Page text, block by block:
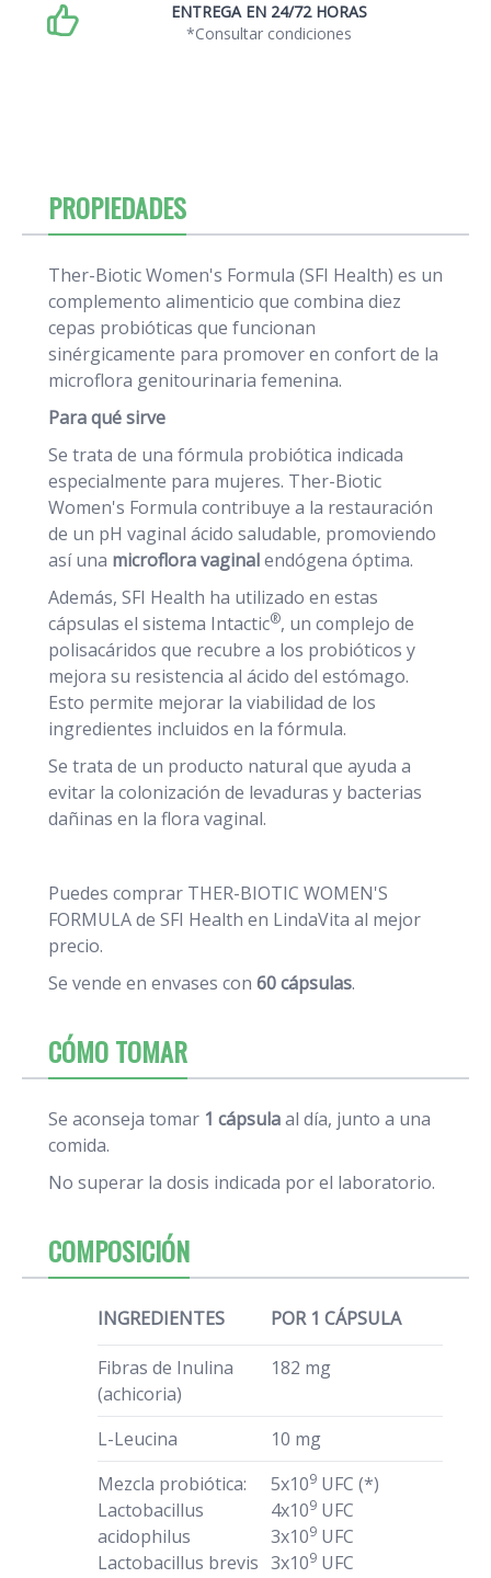
ENTREGA EN 24/72 HORAS
*Consultar condiciones
PROPIEDADES
Ther-Biotic Women's Formula (SFI Health) es un
complemento alimenticio que combina diez
cepas probióticas que funcionan
sinérgicamente para promover en confort de la
microflora genitourinaria femenina.
Para qué sirve
Se trata de una fórmula probiótica indicada
especialmente para mujeres. Ther-Biotic
Women's Formula contribuye a la restauración
de un pH vaginal ácido saludable, promoviendo
así una microflora vaginalendógena óptima.
Además, SFI Health ha utilizado en estas
cápsulas el sistema Intactic®, un complejo de
polisacáridos que recubre a los probióticos y
mejora su resistencia al ácido del estómago.
Esto permite mejorar la viabilidad de los
ingredientes incluidos en la fórmula.
Se trata de un producto natural que ayuda a
evitar la colonización de levaduras y bacterias
dañinas en la flora vaginal.
Puedes comprar THER-BIOTIC WOMEN'S
FORMULA de SFI Health en LindaVita al mejor
precio.
Se vende en envases con 60 cápsulas.
CÓMO TOMAR
Se aconseja tomar 1 cápsulaal día, junto a una
comida.
No superar la dosis indicada por el laboratorio.
COMPOSICIÓN
INGREDIENTES POR 1 CÁPSULA
Fibras de Inulina
(achicoria)
182 mg
L-Leucina
10 mg
Mezcla probiótica:
Lactobacillus
acidophilus
Lactobacillus brevis
5x109UFC (*)
4x109UFC
3x109UFC
3x109UFC